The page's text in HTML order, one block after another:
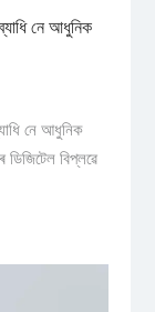
নে আধুনিক
নে আধুনিক
ডিজিটেল বিপ্লৱে